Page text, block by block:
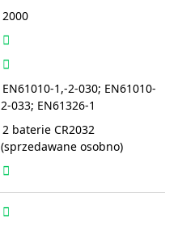
2000
EN61010-1,-2-030; EN61010-
2-033; EN61326-1
2 baterie CR2032
(sprzedawane osobno)